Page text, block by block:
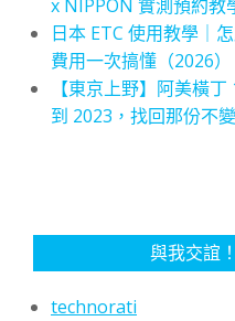
x NIPPON 實測預約教
日本 ETC 使用教學｜
費用一次搞懂（2026）
【東京上野】阿美橫
到 2023，找回那份不
與我交誼
technorati